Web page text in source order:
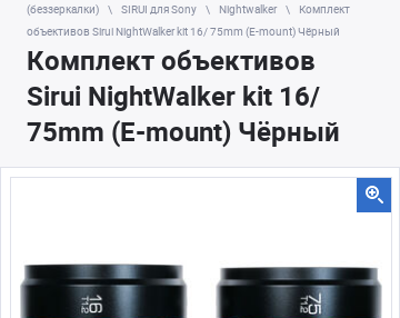
(беззеркалки)
SIRUI для Sony Nightwalker
Комплект
объективов Sirui NightWalker kit 16/ 75mm (E-mount) Чёрный
Комплект объективов
Sirui NightWalker kit 16/
75mm (E-mount) Чёрный